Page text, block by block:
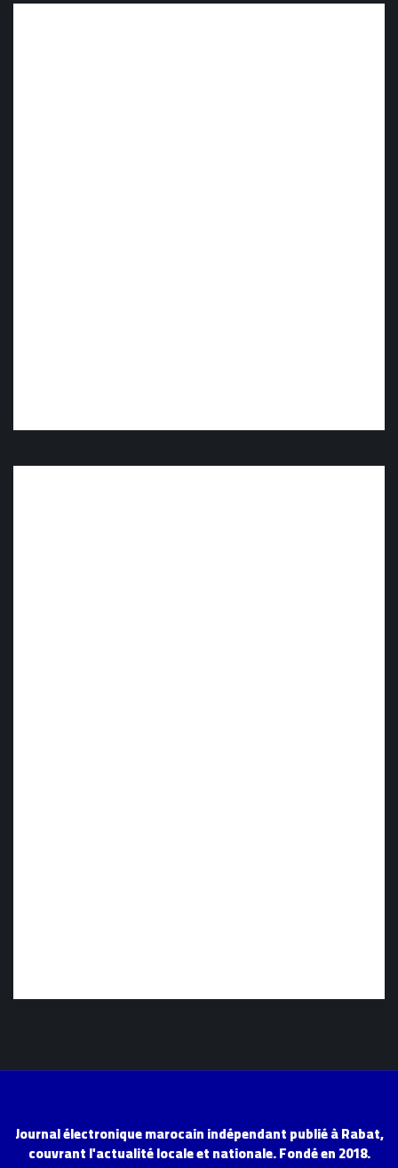
Journal électronique marocain indépendant publié à Rabat,
couvrant l'actualité locale et nationale. Fondé en 2018.